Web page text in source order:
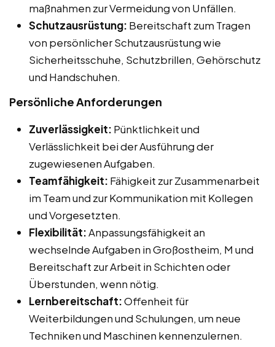
maßnahmen zur Vermeidung von Unfällen.
Schutzausrüstung: Bereitschaft zum Tragen
von persönlicher Schutzausrüstung wie
Sicherheitsschuhe, Schutzbrillen, Gehörschutz
und Handschuhen.
Persönliche Anforderungen
Zuverlässigkeit: Pünktlichkeit und
Verlässlichkeit bei der Ausführung der
zugewiesenen Aufgaben.
Teamfähigkeit: Fähigkeit zur Zusammenarbeit
im Team und zur Kommunikation mit Kollegen
und Vorgesetzten.
Flexibilität:Anpassungsfähigkeit an
wechselnde Aufgaben in Großostheim, M und
Bereitschaft zur Arbeit in Schichten oder
Überstunden, wenn nötig.
Lernbereitschaft:Offenheit für
Weiterbildungen und Schulungen, um neue
Techniken und Maschinen kennenzulernen.